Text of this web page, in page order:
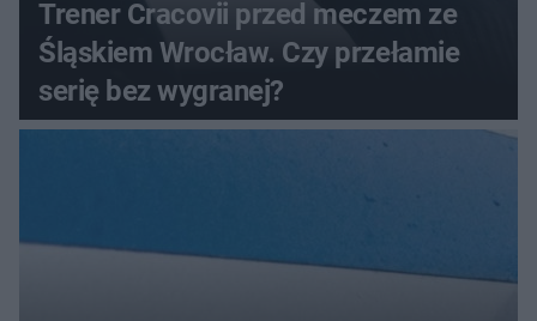
Trener Cracovii przed meczem ze
Śląskiem Wrocław. Czy przełamie
serię bez wygranej?